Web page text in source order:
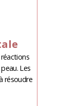
Les
résoudre